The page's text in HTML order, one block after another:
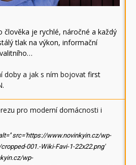
člověka je rychlé, náročné a každý
tlak na výkon, informační
doby a jak s ním bojovat first
.
pro moderní domácnosti i
src='https://www.novinkyin.cz/wp-
001.-Wiki-Favi-1-22x22.png'
wp-